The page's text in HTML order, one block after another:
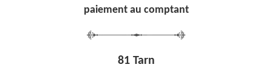
paiement au comptant
81 Tarn